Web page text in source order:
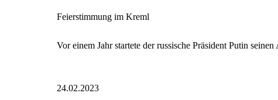
Feierstimmung im Kreml
Vor einem Jahr startete der russische Präsident Putin
24.02.2023